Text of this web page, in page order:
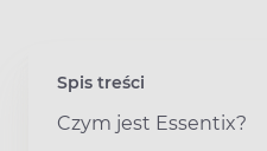
Spis treści
Czym jest Essentix?